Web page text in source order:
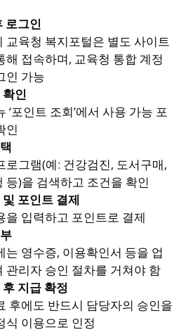
로그인
교육청 복지포털은 별도 사이트
해 접속하며, 교육청 통합 계정
인 가능
인
‘포인트 조회’에서 사용 가능 포
인
로그램(예: 건강검진, 도서구매,
등)을 검색하고 조건을 확인
포인트 결제
을 입력하고 포인트로 결제
는 영수증, 이용확인서 등을 업
관리자 승인 절차를 거쳐야 함
지급 확정
후에도 반드시 담당자의 승인을
식 이용으로 인정